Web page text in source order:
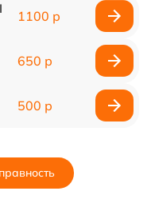
1100 р
650 р
500 р